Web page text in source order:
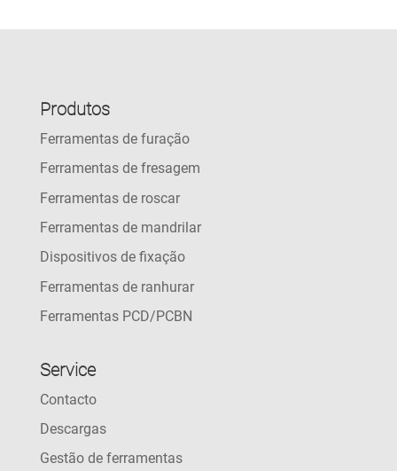
Produtos
Ferramentas de furação
Ferramentas de fresagem
Ferramentas de roscar
Ferramentas de mandrilar
Dispositivos de fixação
Ferramentas de ranhurar
Ferramentas PCD/PCBN
Service
Contacto
Descargas
Gestão de ferramentas